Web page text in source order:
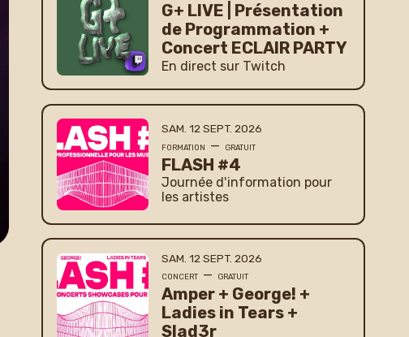
G+ LIVE | Présentation
de Programmation +
Concert ECLAIR PARTY
En direct sur Twitch
SAMEDI
SAM. 12 SEPTEMBRE
SEPT. 2026
FORMATION — GRATUIT
FLASH #4
Journée d'information pour
les artistes
SAMEDI
SAM. 12 SEPTEMBRE
SEPT. 2026
CONCERT — GRATUIT
Amper + George! +
Ladies in Tears +
Slad3r